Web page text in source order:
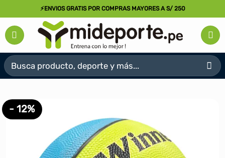
al
contenido
⚡ENVIOS GRATIS POR COMPRAS MAYORES A S/ 250
Buscar
por:
- 12%